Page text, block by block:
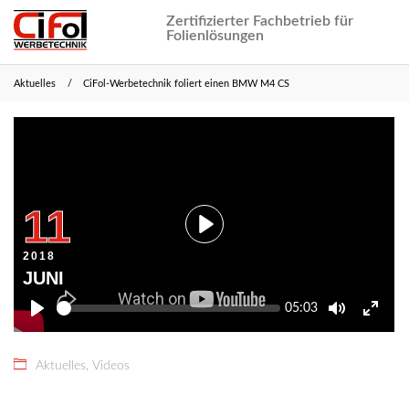
Zertifizierter Fachbetrieb für
Folienlösungen
Aktuelles CiFol-Werbetechnik foliert einen BMW M4 CS
Play
Play
Seek
Current
05:03
Mute
11
2018
JUNI
Aktuelles, Videos